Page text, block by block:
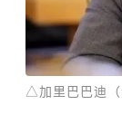
△加里巴巴迪（